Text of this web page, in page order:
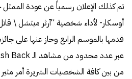
تم كذلك الإعلان رسمياً عن عودة الممثل
أوسكار- لأداء شخصية “آرثر ميتشل \
من بين كافة الشخصيات الشريرة أمر